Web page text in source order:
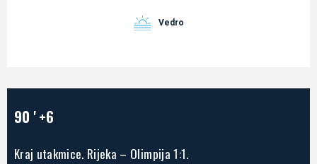
Vedro
90 '+6
Kraj utakmice. Rijeka – Olimpija 1:1.